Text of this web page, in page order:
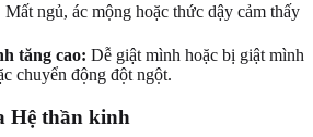
Mất ngủ, ác mộng hoặc thức dậy cảm thấy
tăng cao: Dễ giật mình hoặc bị giật mình
chuyển động đột ngột.
Hệ thần kinh